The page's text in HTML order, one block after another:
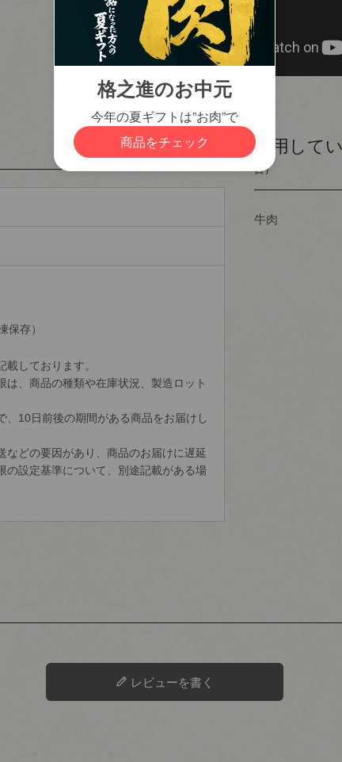
のしの指定
(必
須)
カートに入れる
保存）
しております。
は、商品の種類や在庫状況、製造ロット
、10日前後の期間がある商品をお届けし
などの要因があり、商品のお届けに遅延
の設定基準について、別途記載がある場
使用して
目）
牛肉
レビューを書く